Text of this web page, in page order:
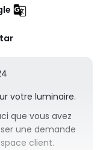
votre luminaire.
que vous avez
une demande
client.